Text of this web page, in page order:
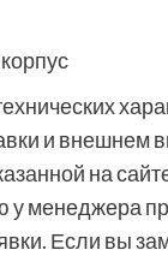
и внешнем
на
у менеджера
Если вы